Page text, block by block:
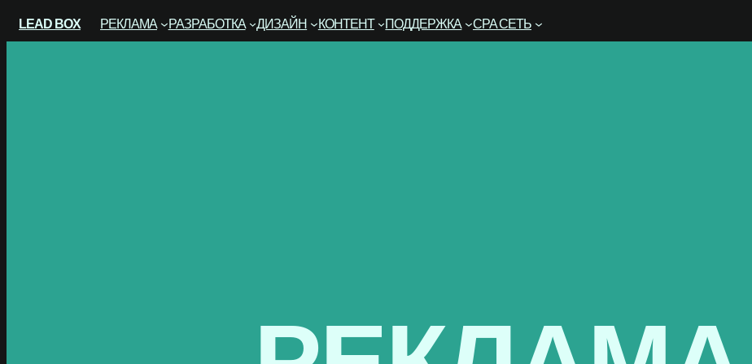
Перейти
LEAD BOX РЕКЛАМА РАЗРАБОТКА ДИЗАЙН КОНТЕНТ ПОДДЕРЖКА CPA СЕТЬ